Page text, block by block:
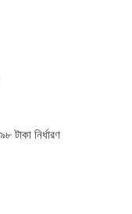
টাকা নির্ধারণ